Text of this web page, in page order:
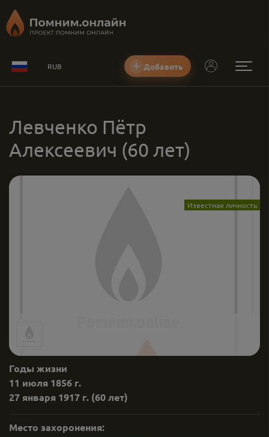
RUB Добавить
Левченко Пётр
Алексеевич (60 лет)
Известная личность
Годы жизни
11 июля 1856 г.
27 января 1917 г. (60 лет)
Место захоронения: